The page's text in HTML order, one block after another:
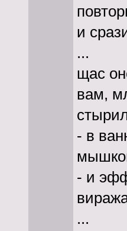
и
...
щас
вам,
- в
- и
...